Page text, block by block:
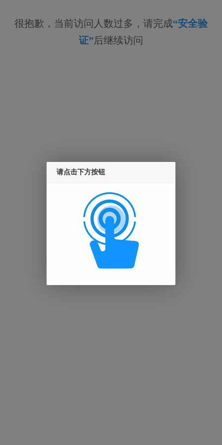
很抱歉，当前访问人数过多，请完成“安全验
证”后继续访问
请点击下方按钮